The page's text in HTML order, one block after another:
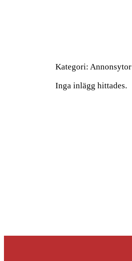
Kategori: Annonsytor
Inga inlägg hittades.